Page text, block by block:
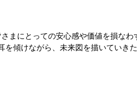
まにとっての安心感や価値を損なわ
傾けながら、未来図を描いていき